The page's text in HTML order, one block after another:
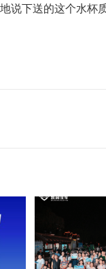
说下送的这个水杯